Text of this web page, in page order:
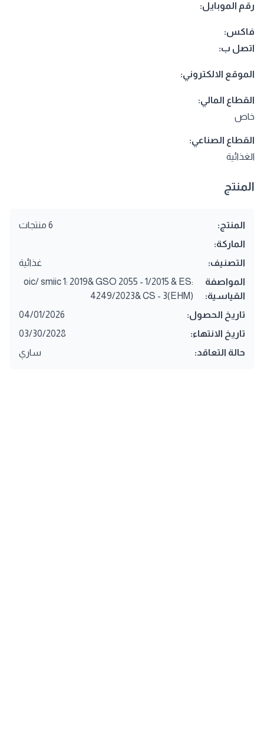
رقم الموبايل:
فاكس:
اتصل ب:
الموقع الالكتروني:
القطاع المالي:
خاص
القطاع الصناعي:
الغذائية
المنتج
المنتج:
6 منتجات
الماركة:
التصنيف:
غذائية
المواصفة
القياسية:
oic/ smiic 1: 2019& GSO 2055 - 1/2015 & ES:
4249/2023& CS - 3(EHM)
تاريخ الحصول:
04/01/2026
تاريخ الانتهاء:
03/30/2028
حالة التعاقد:
ساري